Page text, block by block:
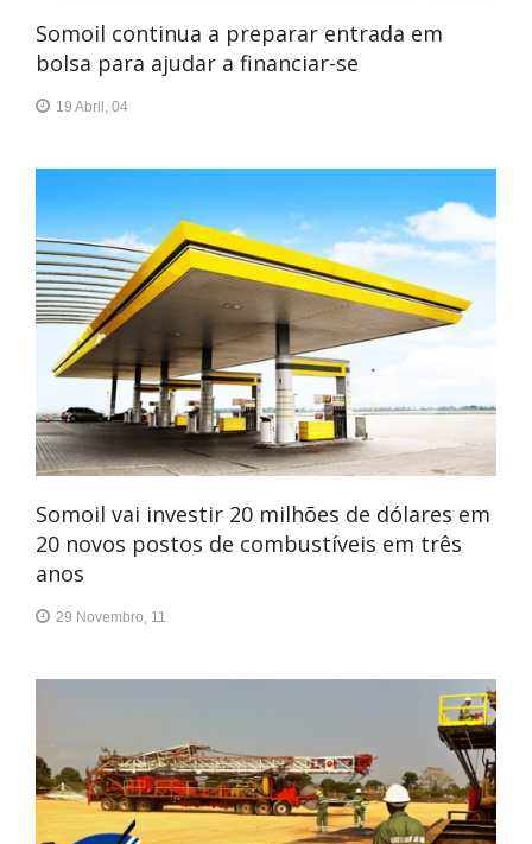
Somoil continua a preparar entrada em
bolsa para ajudar a financiar-se
19 Abril, 04
Somoil vai investir 20 milhões de dólares em
20 novos postos de combustíveis em três
anos
29 Novembro, 11